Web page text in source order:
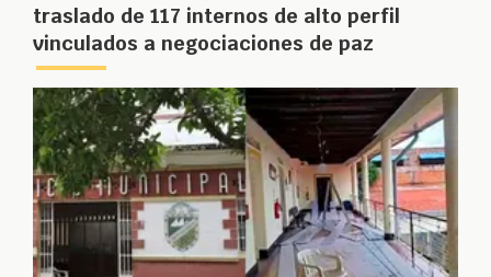
traslado de 117 internos de alto perfil
vinculados a negociaciones de paz